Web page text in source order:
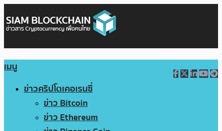
เมนู
ข่าวคริปโตเคอเรนซี่
ข่าว Bitcoin
ข่าว Ethereum